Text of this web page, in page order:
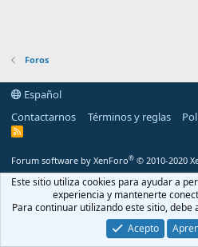
Foros
Español
Contactarnos
Términos y reglas
R
Forum software by XenForo® © 2010-2020
Este sitio utiliza cookies para ayudar a
experiencia y mantenerte
Para continuar utilizando este sitio, debe
Acepto